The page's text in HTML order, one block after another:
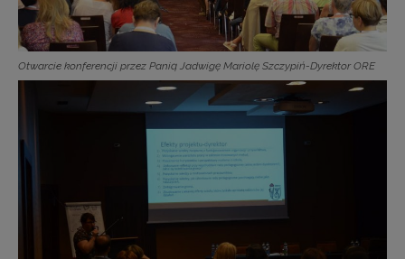
Otwarcie konferencji przez Panią Jadwigę Mariolę Szczypiń-Dyrektor ORE